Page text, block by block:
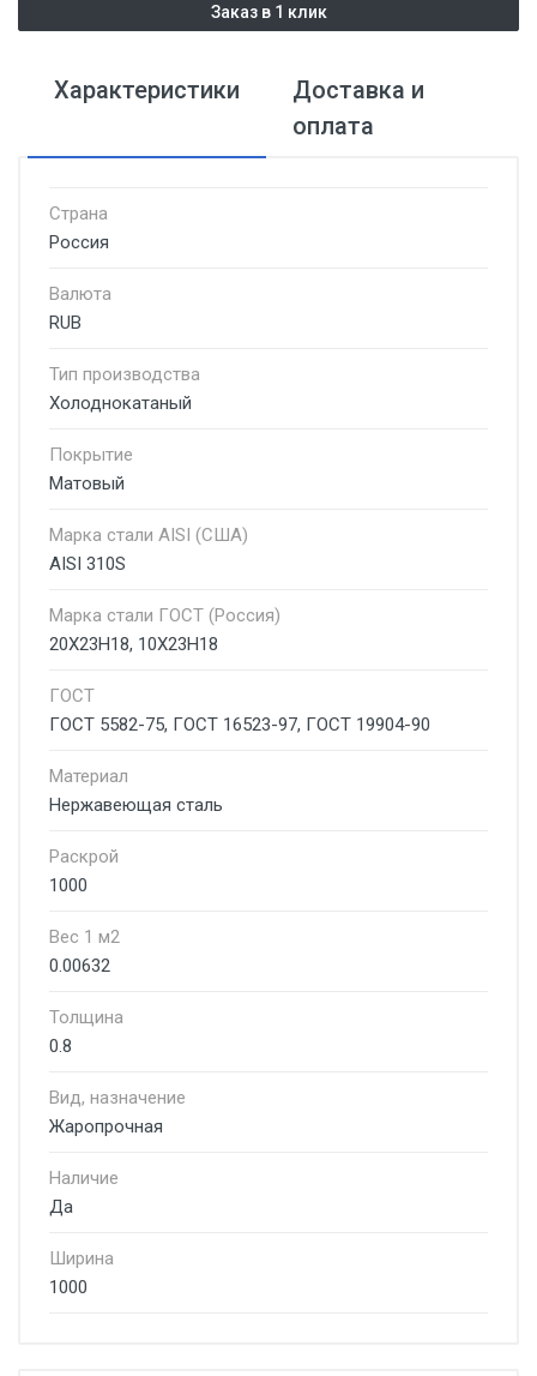
Заказ в 1 клик
Характеристики
Доставка и
оплата
Страна
Россия
Валюта
RUB
Тип производства
Холоднокатаный
Покрытие
Матовый
Марка стали AISI (США)
AISI 310S
Марка стали ГОСТ (Россия)
20Х23Н18, 10Х23Н18
ГОСТ
ГОСТ 5582-75, ГОСТ 16523-97, ГОСТ 19904-90
Материал
Нержавеющая сталь
Раскрой
1000
Вес 1 м2
0.00632
Толщина
0.8
Вид, назначение
Жаропрочная
Наличие
Да
Ширина
1000